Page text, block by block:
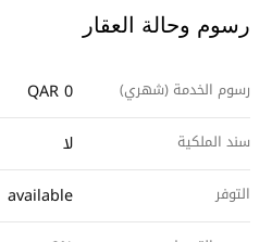
رسوم وحالة العقار
رسوم الخدمة (شهري) QAR 0
سند الملكية لا
التوفر available